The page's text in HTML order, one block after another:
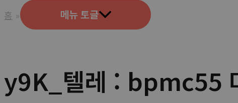
메뉴 토글
홈 자유게시판
y9K_텔레 : bpmc55